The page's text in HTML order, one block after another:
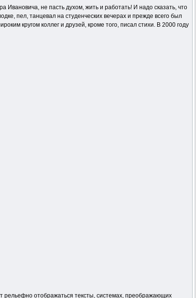
не пасть духом, жить и работать! И надо сказать, что
пел, танцевал на студенческих вечерах и прежде всего был
кругом коллег и друзей, кроме того, писал стихи. В 2000 году
рельефно отображаться тексты, системах, преображающих